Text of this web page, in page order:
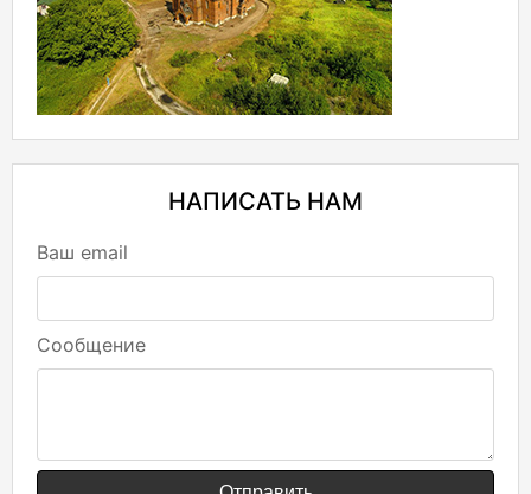
НАПИСАТЬ НАМ
Ваш email
Сообщение